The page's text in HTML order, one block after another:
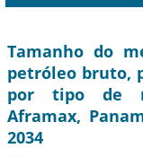
Tamanho do
petróleo bruto,
por tipo de
Aframax,
2034